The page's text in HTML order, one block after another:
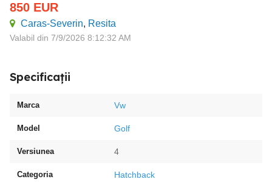
850 EUR
Caras-Severin, Resita
Valabil din 7/9/2026 8:12:32 AM
Specificații
Marca Vw
Model Golf
Versiunea 4
Categoria Hatchback